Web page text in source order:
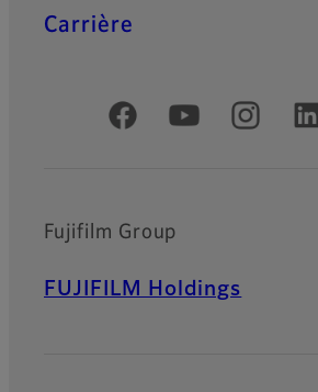
Carrière
Officiële sociale media
Fujifilm Group
FUJIFILM Holdings